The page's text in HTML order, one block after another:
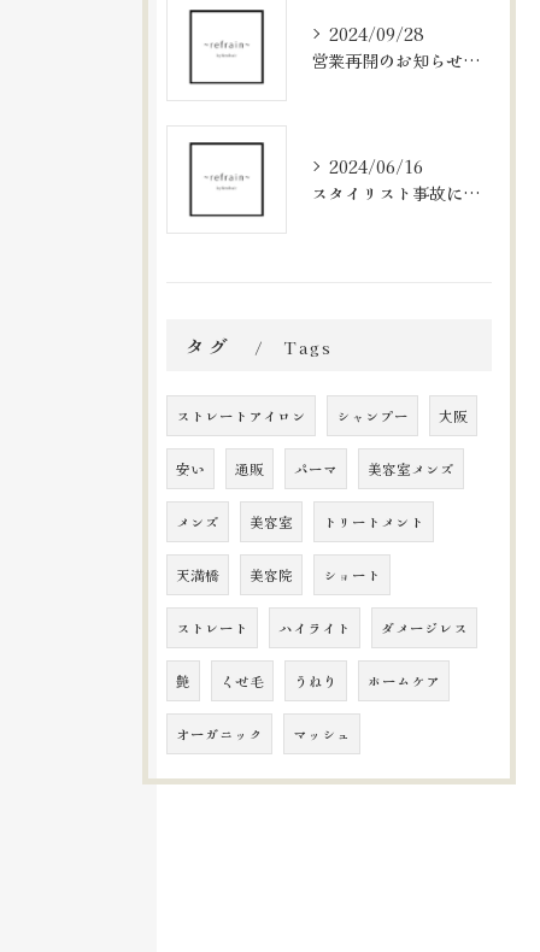
2024/09/28
営業再開のお知らせと新メニューのご案内
2024/06/16
スタイリスト事故に関するお知らせとお詫び
タグ Tags
ストレートアイロン シャンプー 大阪
安い 通販 パーマ 美容室メンズ
メンズ 美容室 トリートメント
天満橋 美容院 ショート
ストレート ハイライト ダメージレス
艶 くせ毛 うねり ホームケア
オーガニック マッシュ